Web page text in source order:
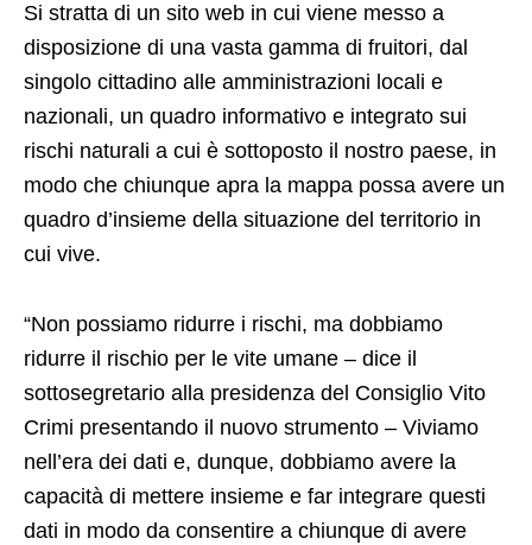
Si stratta di un sito web in cui viene messo a
disposizione di una vasta gamma di fruitori, dal
singolo cittadino alle amministrazioni locali e
nazionali, un quadro informativo e integrato sui
rischi naturali a cui è sottoposto il nostro paese, in
modo che chiunque apra la mappa possa avere un
quadro d’insieme della situazione del territorio in
cui vive.
“Non possiamo ridurre i rischi, ma dobbiamo
ridurre il rischio per le vite umane – dice il
sottosegretario alla presidenza del Consiglio Vito
Crimi presentando il nuovo strumento – Viviamo
nell’era dei dati e, dunque, dobbiamo avere la
capacità di mettere insieme e far integrare questi
dati in modo da consentire a chiunque di avere